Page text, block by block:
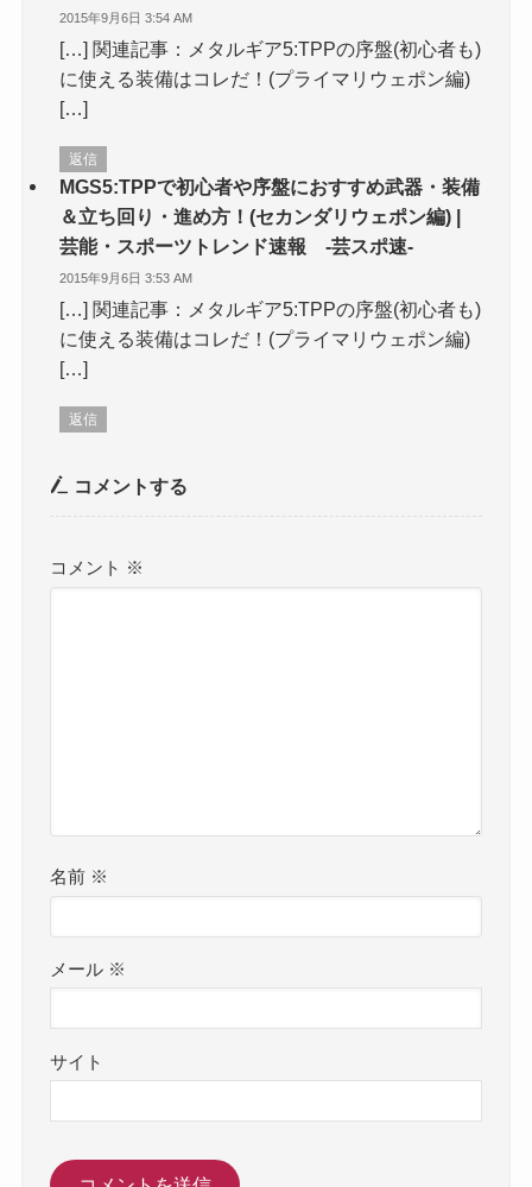
2015年9月6日 3:54 AM
[…] 関連記事：メタルギア5:TPPの序盤(初心者も)
に使える装備はコレだ！(プライマリウェポン編)
[…]
返信
MGS5:TPPで初心者や序盤におすすめ武器・装備
＆立ち回り・進め方！(セカンダリウェポン編) |
芸能・スポーツトレンド速報 -芸スポ速-
2015年9月6日 3:53 AM
[…] 関連記事：メタルギア5:TPPの序盤(初心者も)
に使える装備はコレだ！(プライマリウェポン編)
[…]
返信
コメントする
コメント ※
名前 ※
メール ※
サイト